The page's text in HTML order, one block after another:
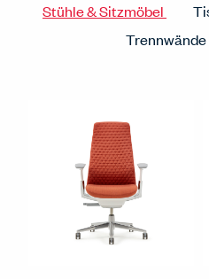
Stühle & Sitzmöbel